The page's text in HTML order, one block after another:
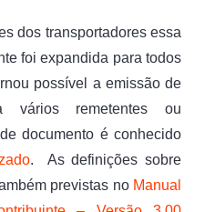
dos transportadores essa
foi expandida para todos
possível a emissão de
remetentes ou
documento é conhecido
. As definições sobre
previstas no Manual